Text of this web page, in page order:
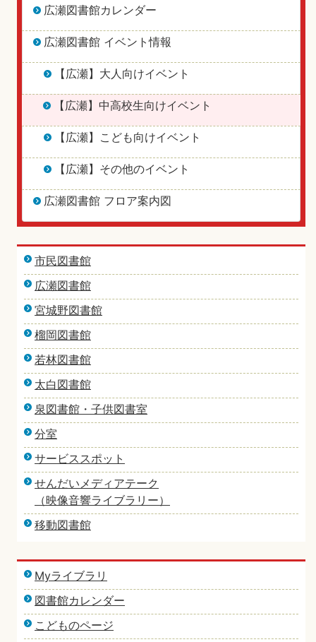
広瀬図書館カレンダー
広瀬図書館 イベント情報
【広瀬】大人向けイベント
【広瀬】中高校生向けイベント
【広瀬】こども向けイベント
【広瀬】その他のイベント
広瀬図書館 フロア案内図
市民図書館
広瀬図書館
宮城野図書館
榴岡図書館
若林図書館
太白図書館
泉図書館・子供図書室
分室
サービススポット
せんだいメディアテーク
（映像音響ライブラリー）
移動図書館
Myライブラリ
図書館カレンダー
こどものページ